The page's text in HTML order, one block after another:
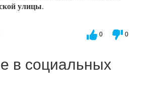
улицы.
0 0
в социальных